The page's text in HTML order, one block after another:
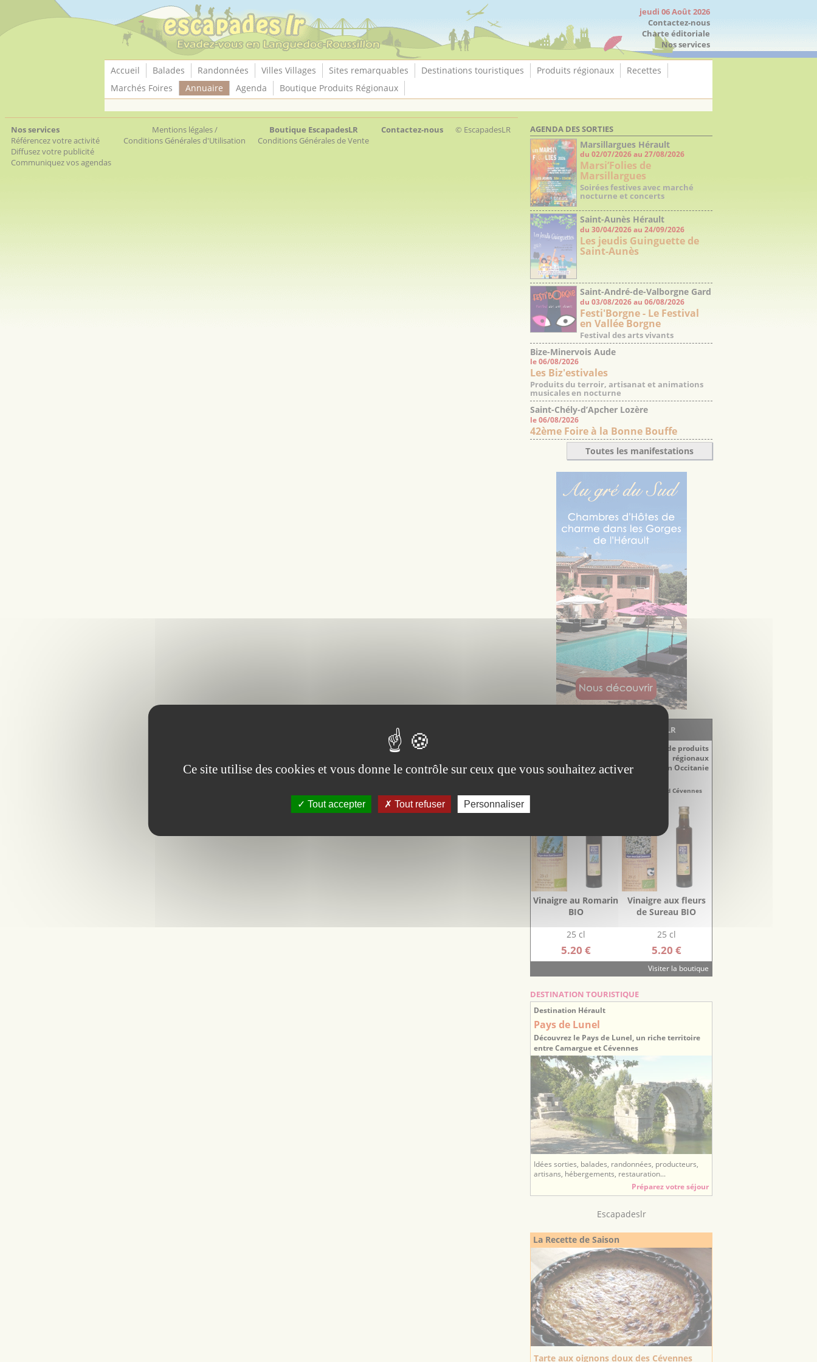
jeudi 06 Août 2026
Contactez-nous
Charte éditoriale
Nos services
Accueil Balades Randonnées Villes Villages Sites remarquables Destinations touristiques Produits régionaux
Recettes
Marchés Foires
Annuaire Agenda Boutique Produits Régionaux
AGENDA DES SORTIES
Marsillargues Hérault
du 02/07/2026 au 27/08/2026
Marsi’Folies de
Marsillargues
Soirées festives avec marché
nocturne et concerts
Saint-Aunès Hérault
du 30/04/2026 au 24/09/2026
Les jeudis Guinguette de
Saint-Aunès
Saint-André-de-Valborgne Gard
du 03/08/2026 au 06/08/2026
Festi'Borgne - Le Festival
en Vallée Borgne
Festival des arts vivants
Bize-Minervois Aude
le 06/08/2026
Les Biz'estivales
Produits du terroir, artisanat et animations
musicales en nocturne
Saint-Chély-d’Apcher Lozère
le 06/08/2026
42ème Foire à la Bonne Bouffe
Toutes les manifestations
LA BOUTIQUE - EscapadesLR
Découvrez notre sélection de produits
régionaux
du Languedoc-Roussillon en Occitanie
Vinaigre au Romarin
BIO
25 cl
5.20 €
Aigre-Doux Sud Cévennes
Vinaigre aux fleurs
de Sureau BIO
25 cl
5.20 €
Visiter la boutique
DESTINATION TOURISTIQUE
Destination Hérault
Pays de Lunel
Découvrez le Pays de Lunel, un riche territoire
entre Camargue et Cévennes
Idées sorties, balades, randonnées, producteurs,
artisans, hébergements, restauration...
Préparez votre séjour
Escapadeslr
La Recette de Saison
Tarte aux oignons doux des Cévennes
Nos services
Référencez votre activité
Diffusez votre publicité
Communiquez vos agendas
Mentions légales /
Conditions Générales d'Utilisation
Boutique EscapadesLR
Conditions Générales de Vente
Contactez-nous © EscapadesLR
Panneau de gestion des cookies
Ce site utilise des cookies et vous donne le contrôle sur ceux que vous souhaitez activer
Tout accepter Tout refuser Personnaliser